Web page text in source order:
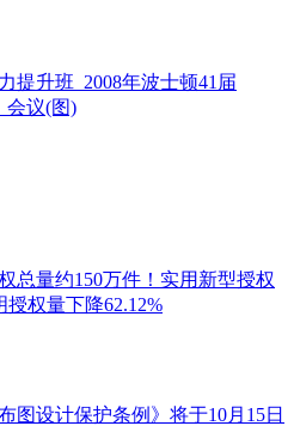
提升班 2008年波士顿41届
会议(图)
总量约150万件！实用新型授权
权量下降62.12%
图设计保护条例》将于10月15日